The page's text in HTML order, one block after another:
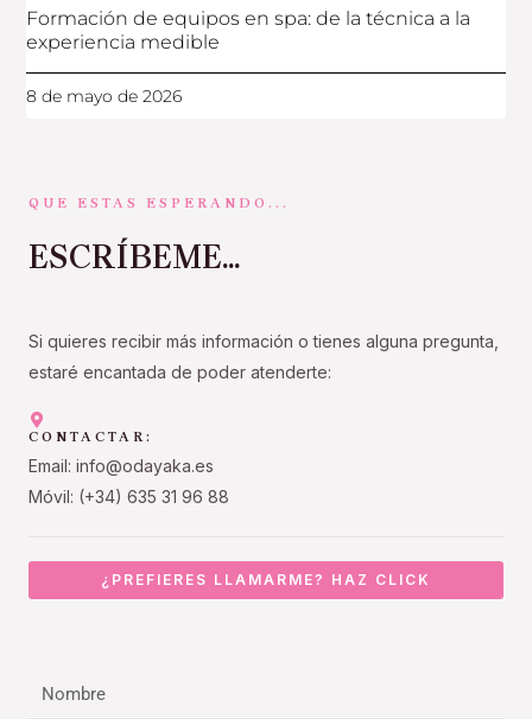
Formación de equipos en spa: de la técnica a la
experiencia medible
8 de mayo de 2026
QUE ESTAS ESPERANDO...
ESCRÍBEME...
Si quieres recibir más información o tienes alguna pregunta,
estaré encantada de poder atenderte:
CONTACTAR:
Email: info@odayaka.es
Móvil: (+34) 635 31 96 88
¿PREFIERES LLAMARME? HAZ CLICK
Nombre